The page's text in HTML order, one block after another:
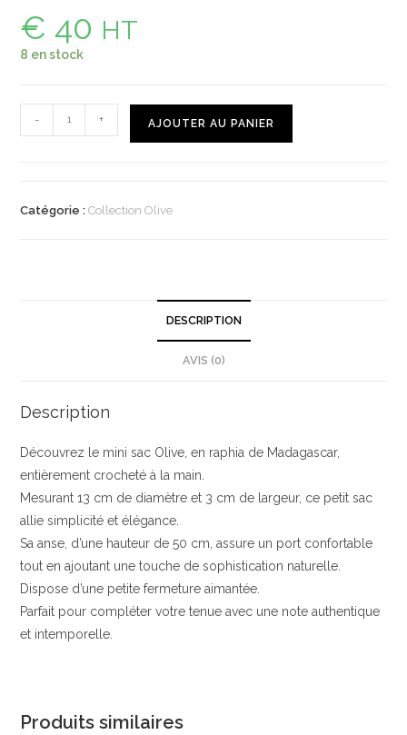
€ 40 HT
8 en stock
- + AJOUTER AU PANIER
Catégorie :Collection Olive
DESCRIPTION
AVIS (0)
Description
Découvrez le mini sac Olive, en raphia de Madagascar,
entièrement crocheté à la main.
Mesurant 13 cm de diamètre et 3 cm de largeur, ce petit sac
allie simplicité et élégance.
Sa anse, d’une hauteur de 50 cm, assure un port confortable
tout en ajoutant une touche de sophistication naturelle.
Dispose d’une petite fermeture aimantée.
Parfait pour compléter votre tenue avec une note authentique
et intemporelle.
Produits similaires